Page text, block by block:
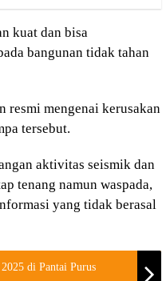
kuat dan bisa
bangunan tidak tahan
resmi mengenai kerusakan
tersebut.
aktivitas seismik dan
tenang namun waspada,
yang tidak berasal
di Pantai Purus